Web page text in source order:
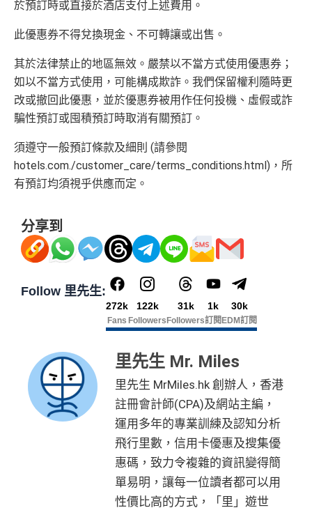
睇戲折扣：星期五係百老匯、PALACE或AMC睇戲買
AE購物保障：延長一年保障
高達HK$9,000奢華酒店回贈
AE白金卡香港足球會HKFC禮遇
亞洲50+指定高爾夫球會免費果嶺費
信和酒店優惠：會送住宿禮券，信和酒店及遠東酒店
集團第二晚免費住宿
飲食優惠全集：
一
優惠活動更新：AE信用卡優惠合集
❎缺點
年費$9,500無得豁免
海外簽賬手續費小貴，有2%收費(其他卡做緊1至1.9
5%)
平日簽賬HK$9=1里，儲里數嚟講唔算吸引
轉換成飛行里數手續費每次HK$400
於預訂時或直接於酒店支付上述費用。
此優惠券不得兌換現金、不可轉讓或出售。
其於法律禁止的地區無效。嚴禁以不當方式使用優惠券；
如以不當方式使用，可能構成欺詐。我們保留權利隨時更
改或撤回此優惠，並於優惠券被用作任何投機、虛假或詐
騙性預訂或囤積預訂時取消有關預訂。
須遵守一般預訂條款及細則 (請參閱
hotels.com./customer_care/terms_conditions.html)，所
有預訂均須視乎供應而定。
分享到
Follow 里先生:
272k
Fans
122k
Followers
31k
Followers
1k
訂閱
30k
EDM訂閱
里先生 Mr. Miles
里先生 MrMiles.hk 創辦人，香港
註冊會計師(CPA)及網站主編，
運用多年的專業訓練及認知分析
飛行里數，信用卡優惠及搜集優
惠碼，致力令複雜的資訊變得簡
單易明，讓每一位讀者都可以用
性價比高的方式，「里」遊世